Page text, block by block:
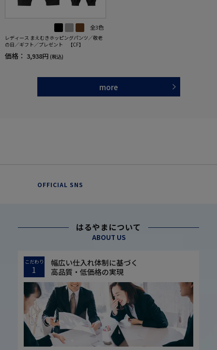
全3色
レディース まえむきホッピングパンツ／敬老
の日／ギフト／プレゼント 【CF】
価格： 3,938円 (税込)
more
OFFICIAL SNS
はるやまについて
ABOUT US
こだわり
1
幅広い仕入れ体制に基づく
高品質・低価格の実現